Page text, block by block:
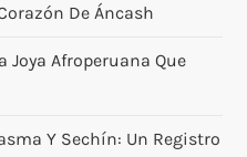
De Áncash
Joya Afroperuana Que
Y Sechín: Un Registro